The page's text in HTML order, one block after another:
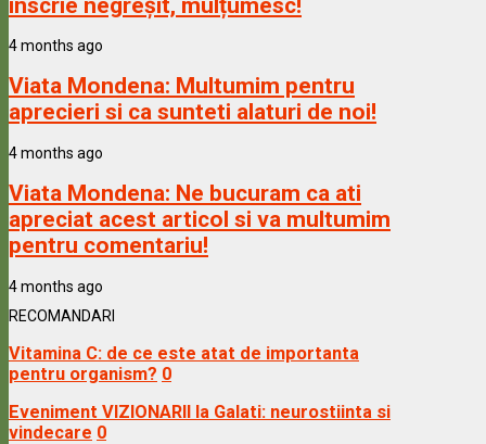
4 months ago
Viata Mondena: Multumim pentru
aprecieri si ca sunteti alaturi de noi!
4 months ago
Viata Mondena: Ne bucuram ca ati
apreciat acest articol si va multumim
pentru comentariu!
4 months ago
RECOMANDARI
Vitamina C: de ce este atat de importanta
pentru organism? 0
Eveniment VIZIONARII la Galati: neurostiinta si
vindecare 0